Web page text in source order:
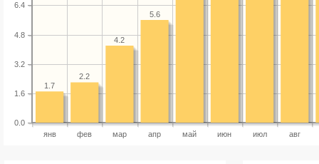
янв фев мар апр май июн июл авг
0.0
1.6
3.2
4.8
6.4
5.6
4.2
2.2
1.7